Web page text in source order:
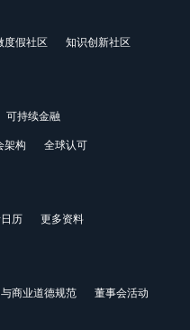
度假社区 知识创新社区
可持续金融
架构 全球认可
历 更多资料
商业道德规范 董事会活动